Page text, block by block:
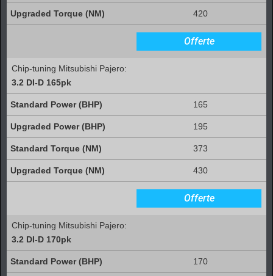
420
Offerte
Chip-tuning Mitsubishi Pajero:
3.2 DI-D 165pk
165
195
373
430
Offerte
Chip-tuning Mitsubishi Pajero:
3.2 DI-D 170pk
170